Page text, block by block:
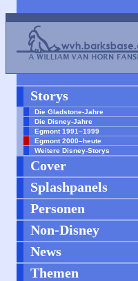
Storys
Die Gladstone-Jahre
Die Disney-Jahre
Egmont 1991–1999
Egmont 2000–heute
Weitere Disney-Storys
Cover
Splashpanels
Personen
Non-Disney
News
Themen